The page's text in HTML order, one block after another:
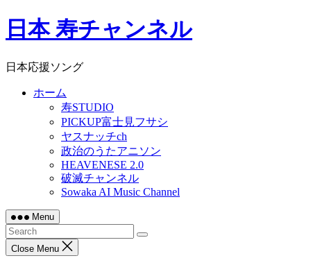
Skip
to日本 寿チャンネル
日本応援ソング
ホーム
寿STUDIO
PICKUP富士見フサシ
ヤスナッチch
政治のうたアニソン
HEAVENESE 2.0
破滅チャンネル
Sowaka AI Music Channel
Menu
Close Menu